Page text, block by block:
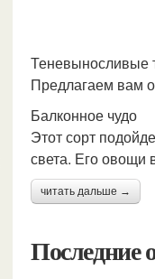
Теневыносливые
Предлагаем вам
Балконное чудо
Этот сорт
света. Его овощи
читать дальше →
Последние